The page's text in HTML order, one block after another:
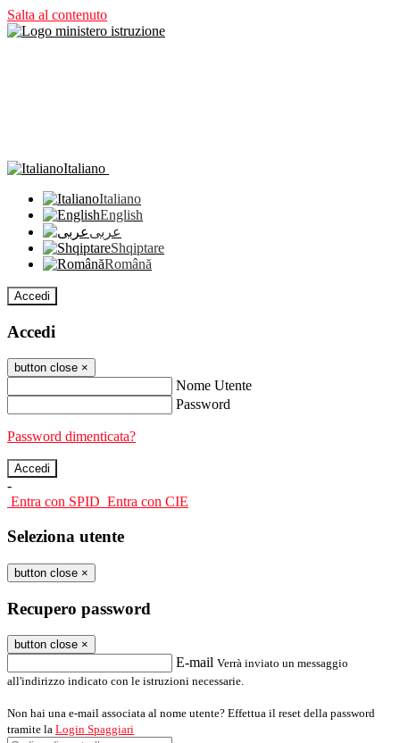
Salta al contenuto
Italiano
Italiano
English
عربى
Shqiptare
Română
Accedi
Accedi
button close ×
Nome Utente
Password
Password dimenticata?
-
Entra con SPID Entra con CIE
Seleziona utente
button close ×
Recupero password
button close ×
E-mail Verrà inviato un messaggio
all'indirizzo indicato con le istruzioni necessarie.
Non hai una e-mail associata al nome utente? Effettua il reset della password
tramite la Login Spaggiari